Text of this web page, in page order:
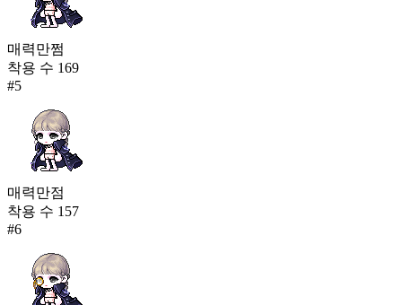
매력만쩜
착용 수 169
#5
매력만점
착용 수 157
#6